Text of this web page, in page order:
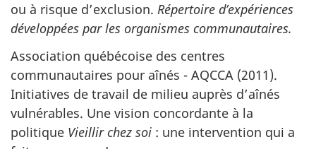
ou à risque d’exclusion. Répertoire d’expériences
développées par les organismes communautaires.
Association québécoise des centres
communautaires pour aînés - AQCCA (2011).
Initiatives de travail de milieu auprès d’aînés
vulnérables. Une vision concordante à la
politique Vieillir chez soi : une intervention qui a